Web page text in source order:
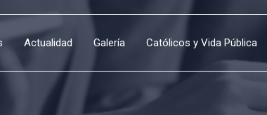
Actualidad Galería Católicos y Vida Pública